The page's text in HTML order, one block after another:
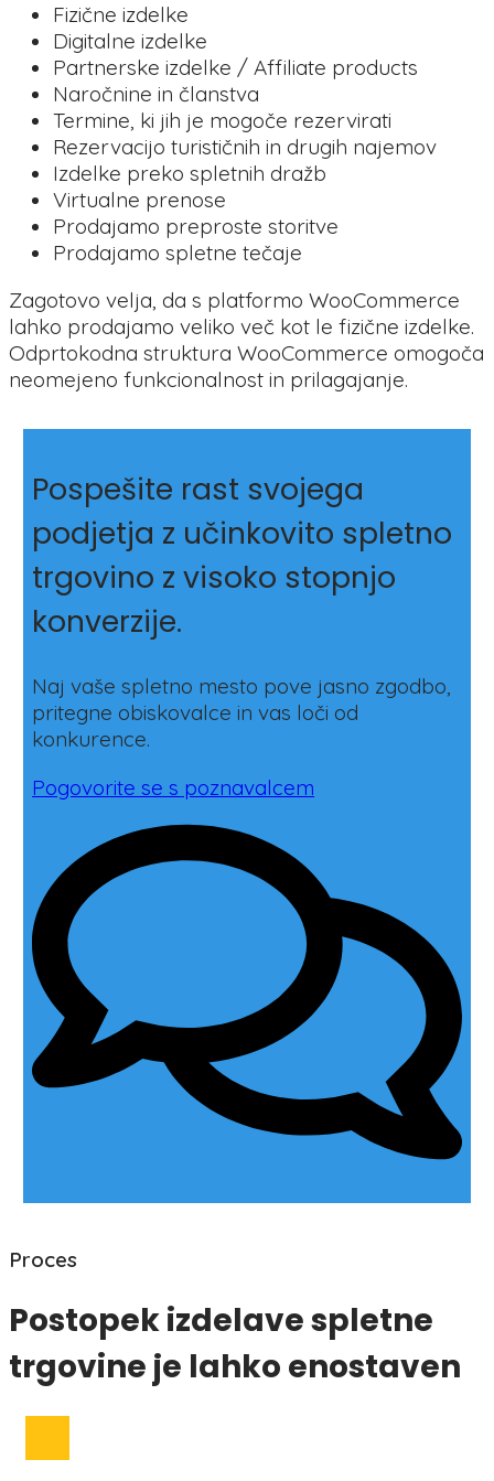
Fizične izdelke
Digitalne izdelke
Partnerske izdelke / Affiliate products
Naročnine in članstva
Termine, ki jih je mogoče rezervirati
Rezervacijo turističnih in drugih najemov
Izdelke preko spletnih dražb
Virtualne prenose
Prodajamo preproste storitve
Prodajamo spletne tečaje
Zagotovo velja, da s platformo WooCommerce
lahko prodajamo veliko več kot le fizične izdelke.
Odprtokodna struktura WooCommerce omogoča
neomejeno funkcionalnost in prilagajanje.
Pospešite rast svojega
podjetja z učinkovito spletno
trgovino z visoko stopnjo
konverzije.
Naj vaše spletno mesto pove jasno zgodbo,
pritegne obiskovalce in vas loči od
konkurence.
Pogovorite se s poznavalcem
Proces
Postopek izdelave spletne
trgovine je lahko enostaven